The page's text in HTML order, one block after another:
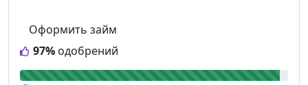
97% одобрений
Оформить займ